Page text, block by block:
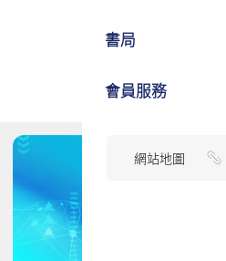
書局
會員服務
網站地圖